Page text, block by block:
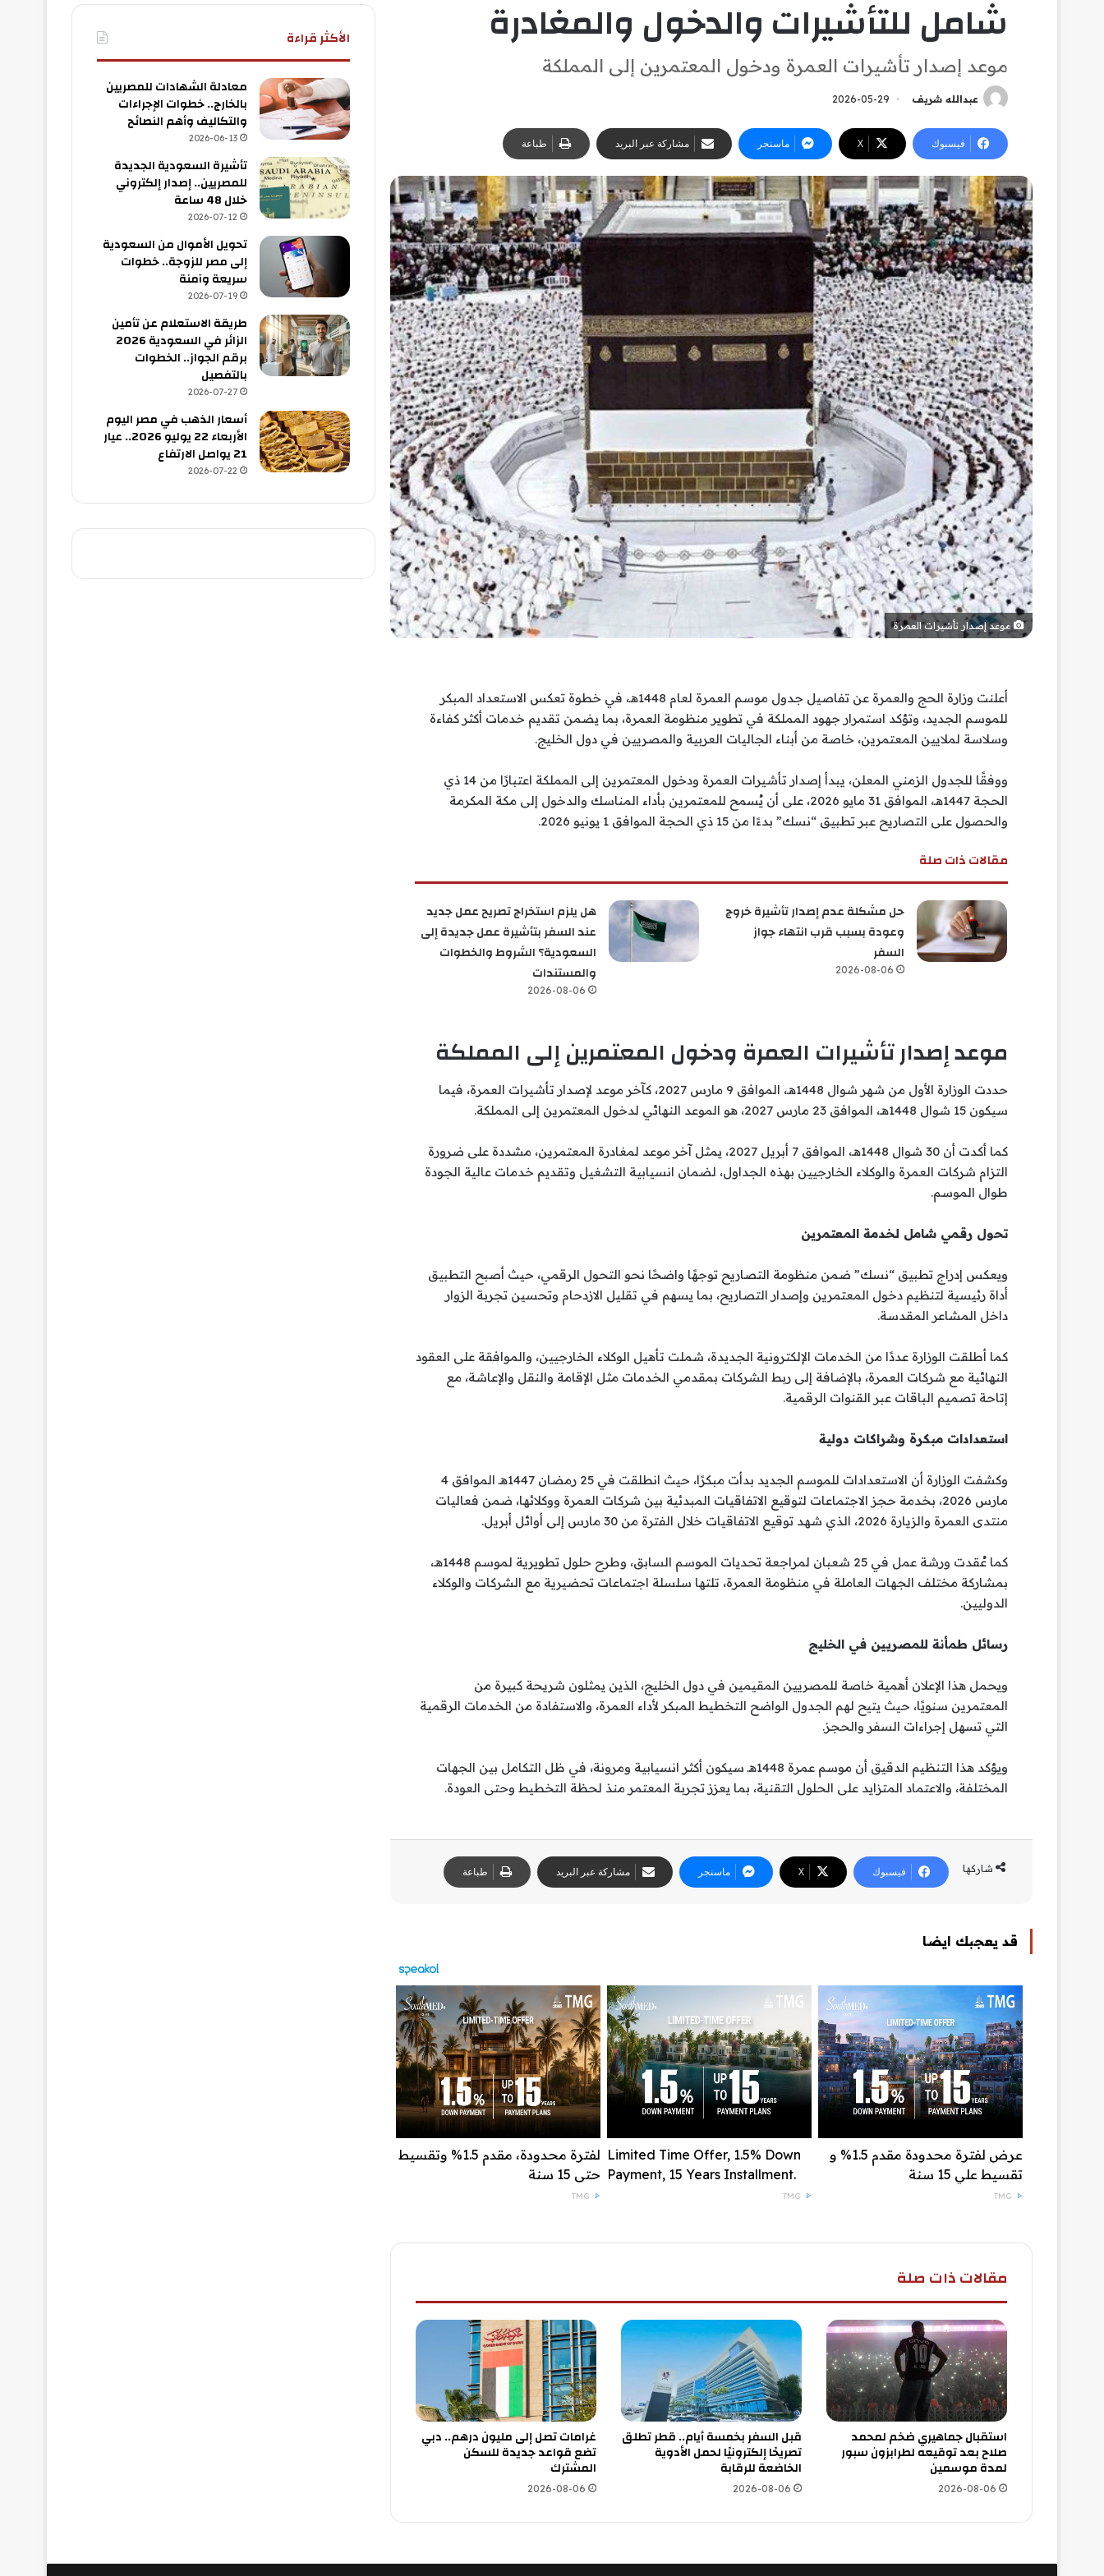
شامل للتأشيرات والدخول والمغادرة
موعد إصدار تأشيرات العمرة ودخول المعتمرين إلى المملكة
عبدالله شريف 2026-05-29
فيسبوك ‫X ماسنجر مشاركة عبر البريد طباعة
موعد إصدار تأشيرات العمرة
أعلنت وزارة الحج والعمرة عن تفاصيل جدول موسم العمرة لعام 1448هـ، في خطوة تعكس الاستعداد المبكر
للموسم الجديد، وتؤكد استمرار جهود المملكة في تطوير منظومة العمرة، بما يضمن تقديم خدمات أكثر كفاءة
وسلاسة لملايين المعتمرين، خاصة من أبناء الجاليات العربية والمصريين في دول الخليج.
ووفقًا للجدول الزمني المعلن، يبدأ إصدار تأشيرات العمرة ودخول المعتمرين إلى المملكة اعتبارًا من 14 ذي
الحجة 1447هـ، الموافق 31 مايو 2026، على أن يُسمح للمعتمرين بأداء المناسك والدخول إلى مكة المكرمة
والحصول على التصاريح عبر تطبيق “نسك” بدءًا من 15 ذي الحجة الموافق 1 يونيو 2026.
مقالات ذات صلة
حل مشكلة عدم إصدار تأشيرة خروج
وعودة بسبب قرب انتهاء جواز
السفر
2026-08-06
هل يلزم استخراج تصريح عمل جديد
عند السفر بتأشيرة عمل جديدة إلى
السعودية؟ الشروط والخطوات
والمستندات
2026-08-06
موعد إصدار تأشيرات العمرة ودخول المعتمرين إلى المملكة
حددت الوزارة الأول من شهر شوال 1448هـ، الموافق 9 مارس 2027، كآخر موعد لإصدار تأشيرات العمرة، فيما
سيكون 15 شوال 1448هـ، الموافق 23 مارس 2027، هو الموعد النهائي لدخول المعتمرين إلى المملكة.
كما أكدت أن 30 شوال 1448هـ، الموافق 7 أبريل 2027، يمثل آخر موعد لمغادرة المعتمرين، مشددة على ضرورة
التزام شركات العمرة والوكلاء الخارجيين بهذه الجداول، لضمان انسيابية التشغيل وتقديم خدمات عالية الجودة
طوال الموسم.
تحول رقمي شامل لخدمة المعتمرين
ويعكس إدراج تطبيق “نسك” ضمن منظومة التصاريح توجهًا واضحًا نحو التحول الرقمي، حيث أصبح التطبيق
أداة رئيسية لتنظيم دخول المعتمرين وإصدار التصاريح، بما يسهم في تقليل الازدحام وتحسين تجربة الزوار
داخل المشاعر المقدسة.
كما أطلقت الوزارة عددًا من الخدمات الإلكترونية الجديدة، شملت تأهيل الوكلاء الخارجيين، والموافقة على العقود
النهائية مع شركات العمرة، بالإضافة إلى ربط الشركات بمقدمي الخدمات مثل الإقامة والنقل والإعاشة، مع
إتاحة تصميم الباقات عبر القنوات الرقمية.
استعدادات مبكرة وشراكات دولية
وكشفت الوزارة أن الاستعدادات للموسم الجديد بدأت مبكرًا، حيث انطلقت في 25 رمضان 1447هـ الموافق 4
مارس 2026، بخدمة حجز الاجتماعات لتوقيع الاتفاقيات المبدئية بين شركات العمرة ووكلائها، ضمن فعاليات
منتدى العمرة والزيارة 2026، الذي شهد توقيع الاتفاقيات خلال الفترة من 30 مارس إلى أوائل أبريل.
كما عُقدت ورشة عمل في 25 شعبان لمراجعة تحديات الموسم السابق، وطرح حلول تطويرية لموسم 1448هـ،
بمشاركة مختلف الجهات العاملة في منظومة العمرة، تلتها سلسلة اجتماعات تحضيرية مع الشركات والوكلاء
الدوليين.
رسائل طمأنة للمصريين في الخليج
ويحمل هذا الإعلان أهمية خاصة للمصريين المقيمين في دول الخليج، الذين يمثلون شريحة كبيرة من
المعتمرين سنويًا، حيث يتيح لهم الجدول الواضح التخطيط المبكر لأداء العمرة، والاستفادة من الخدمات الرقمية
التي تسهل إجراءات السفر والحجز.
ويؤكد هذا التنظيم الدقيق أن موسم عمرة 1448هـ سيكون أكثر انسيابية ومرونة، في ظل التكامل بين الجهات
المختلفة، والاعتماد المتزايد على الحلول التقنية، بما يعزز تجربة المعتمر منذ لحظة التخطيط وحتى العودة.
شاركها فيسبوك ‫X ماسنجر مشاركة عبر البريد طباعة
قد يعجبك ايضا
عرض لفترة محدودة مقدم 1.5% و
تقسيط علي 15 سنة
TMG
Limited Time Offer, 1.5% Down
Payment, 15 Years Installment.
TMG
لفترة محدودة، مقدم 1.5% وتقسيط
حتى 15 سنة
TMG
مقالات ذات صلة
استقبال جماهيري ضخم لمحمد
صلاح بعد توقيعه لطرابزون سبور
لمدة موسمين
2026-08-06
قبل السفر بخمسة أيام.. قطر تطلق
تصريحًا إلكترونيًا لحمل الأدوية
الخاضعة للرقابة
2026-08-06
غرامات تصل إلى مليون درهم.. دبي
تضع قواعد جديدة للسكن
المشترك
2026-08-06
الأكثر قراءة
معادلة الشهادات للمصريين
بالخارج.. خطوات الإجراءات
والتكاليف وأهم النصائح
2026-06-13
تأشيرة السعودية الجديدة
للمصريين.. إصدار إلكتروني
خلال 48 ساعة
2026-07-12
تحويل الأموال من السعودية
إلى مصر للزوجة.. خطوات
سريعة وآمنة
2026-07-19
طريقة الاستعلام عن تأمين
الزائر في السعودية 2026
برقم الجواز.. الخطوات
بالتفصيل
2026-07-27
أسعار الذهب في مصر اليوم
الأربعاء 22 يوليو 2026.. عيار
21 يواصل الارتفاع
2026-07-22